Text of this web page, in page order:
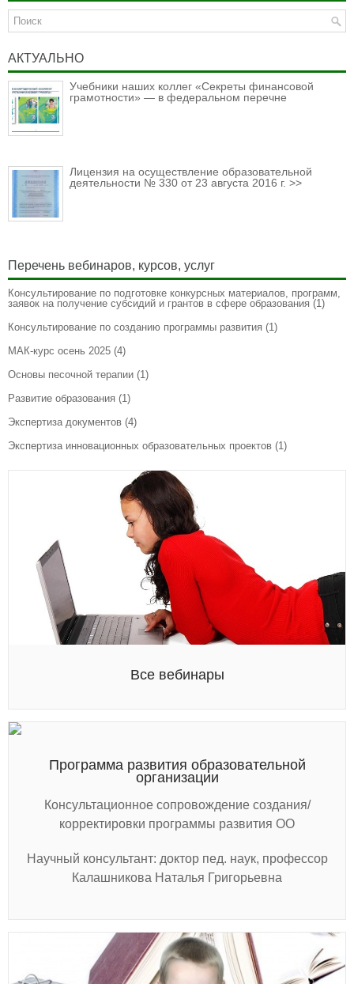
АКТУАЛЬНО
Учебники наших коллег «Секреты финансовой
грамотности» — в федеральном перечне
Лицензия на осуществление образовательной
деятельности № 330 от 23 августа 2016 г. >>
Перечень вебинаров, курсов, услуг
Консультирование по подготовке конкурсных материалов, программ,
заявок на получение субсидий и грантов в сфере образования (1)
Консультирование по созданию программы развития (1)
МАК-курс осень 2025 (4)
Основы песочной терапии (1)
Развитие образования (1)
Экспертиза документов (4)
Экспертиза инновационных образовательных проектов (1)
Все вебинары
Программа развития образовательной
организации
Консультационное сопровождение создания/
корректировки программы развития ОО
Научный консультант: доктор пед. наук, профессор
Калашникова Наталья Григорьевна